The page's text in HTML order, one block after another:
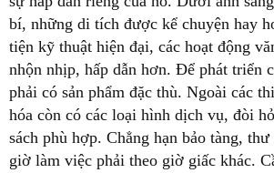
bí, những di tích được kể chuyện hay
tiện kỹ thuật hiện đại, các hoạt động
nhộn nhịp, hấp dẫn hơn. Để phát triển
phải có sản phẩm đặc thù. Ngoài các
hóa còn có các loại hình dịch vụ, đòi
sách phù hợp. Chẳng hạn bảo tàng,
giờ làm việc phải theo giờ giấc khác.